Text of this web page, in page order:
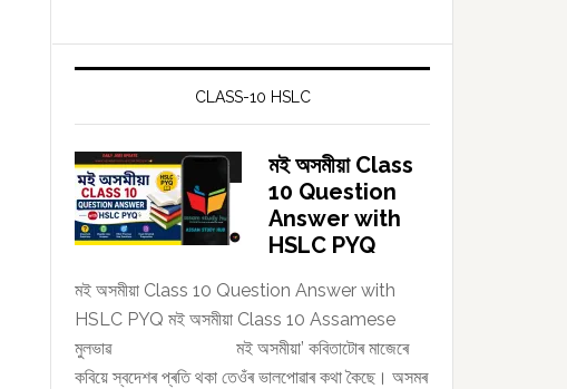
CLASS-10 HSLC
মই অসমীয়া Class
10 Question
Answer with
HSLC PYQ
মই অসমীয়া Class 10 Question Answer with
HSLC PYQ মই অসমীয়া Class 10 Assamese
মুলভাৱ মই অসমীয়া’ কবিতাটোৰ মাজেৰে
কবিয়ে স্বদেশৰ প্ৰতি থকা তেওঁৰ ভালপোৱাৰ কথা কৈছে। অসমৰ